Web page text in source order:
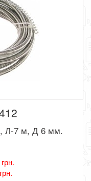
Л-7 м, Д 6 мм.